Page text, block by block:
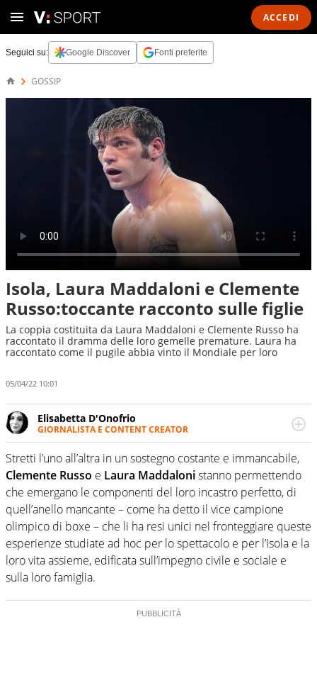
ACCEDI
Seguici su: Google Discover Fonti preferite
GOSSIP
Isola, Laura Maddaloni e Clemente
Russo:toccante racconto sulle figlie
La coppia costituita da Laura Maddaloni e Clemente Russo ha
raccontato il dramma delle loro gemelle premature. Laura ha
raccontato come il pugile abbia vinto il Mondiale per loro
05/04/22 10:01
Elisabetta D'Onofrio
GIORNALISTA E CONTENT CREATOR
Giornalista professionista dal 2007, scrive per curiosità
personale e necessità: soprattutto di calcio, di sport e dei
suoi protagonisti, concedendosi innocenti evasioni
nell'ambito della creazione di format. Un tempo ala
destra, oggi si sente a suo agio nel ruolo di libero. Cura
una classifica riservata dei migliori 5 calciatori di sempre.
Stretti l’uno all’altra in un sostegno costante e immancabile,
Clemente Russo e Laura Maddalonistanno permettendo
che emergano le componenti del loro incastro perfetto, di
quell’anello mancante – come ha detto il vice campione
olimpico di boxe – che li ha resi unici nel fronteggiare queste
esperienze studiate ad hoc per lo spettacolo e per l’Isola e la
loro vita assieme, edificata sull’impegno civile e sociale e
sulla loro famiglia.